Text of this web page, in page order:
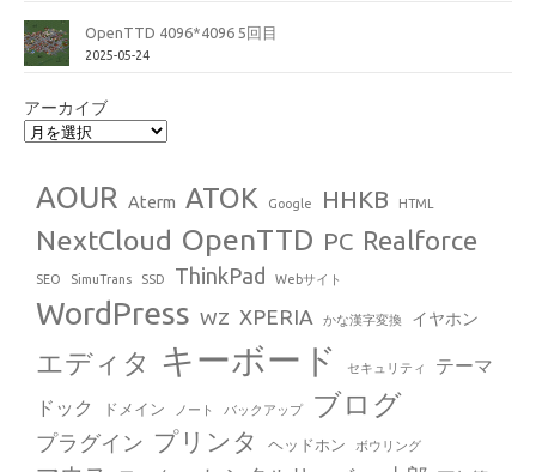
OpenTTD 4096*4096 5回目
2025-05-24
アーカイブ
AOUR Aterm ATOK Google HHKB HTML
NextCloud OpenTTD PC Realforce
SEO SimuTrans SSD ThinkPad Webサイト
WordPress WZ XPERIA かな漢字変換 イヤホン
エディタ キーボード セキュリティ
テーマ
ドック
ドメイン ノート バックアップ ブログ
プラグイン プリンタ ヘッドホン ボウリング